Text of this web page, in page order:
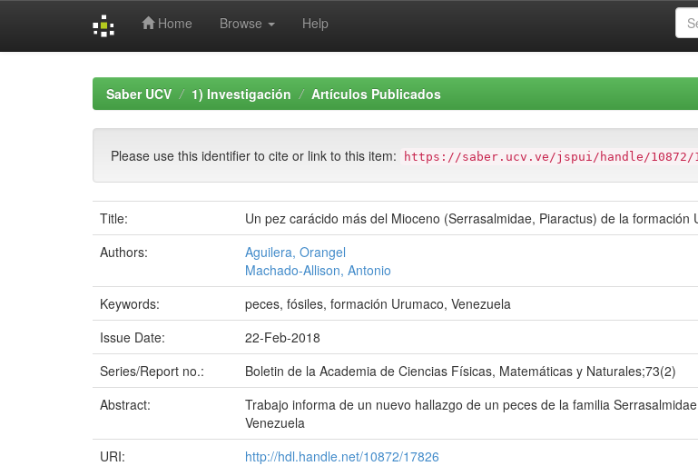
Home Browse Help
Saber UCV 1) Investigación Artículos Publicados
Please use this identifier to cite or link to this item: https://saber.ucv.ve/jspui/handle/10872/
Title:
Un pez carácido más del Mioceno (Serrasalmidae, Piaractus) de la formación
Authors:
Aguilera, Orangel
Machado-Allison, Antonio
Keywords:
peces, fósiles, formación Urumaco, Venezuela
Issue Date:
22-Feb-2018
Series/Report no.:
Boletin de la Academia de Ciencias Físicas, Matemáticas y Naturales;73(2)
Abstract:
Trabajo informa de un nuevo hallazgo de un peces de la familia
Venezuela
URI:
http://hdl.handle.net/10872/17826